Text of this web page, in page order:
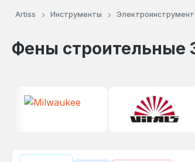
Artiss Инструменты Электроинструмент
Фены строительные